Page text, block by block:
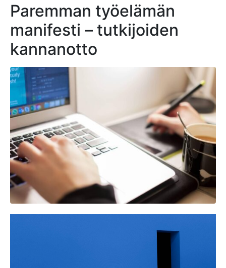
Paremman työelämän
manifesti – tutkijoiden
kannanotto